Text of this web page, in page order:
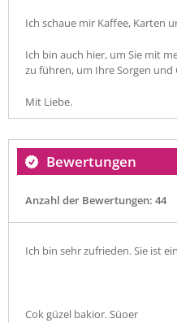
Ich schaue mir Kaffee, Karten
Ich bin auch hier, um Sie mit
zu führen, um Ihre Sorgen und
Mit Liebe.
Bewertungen
Anzahl der Bewertungen: 44
Ich bin sehr zufrieden. Sie ist
Cok güzel bakior. Süoer